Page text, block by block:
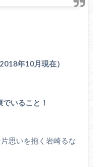
年10月現在）
いること！
思いを抱く岩崎るな